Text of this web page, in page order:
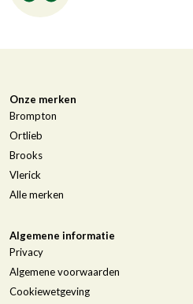
Onze merken
Brompton
Ortlieb
Brooks
Vlerick
Alle merken
Algemene informatie
Privacy
Algemene voorwaarden
Cookiewetgeving